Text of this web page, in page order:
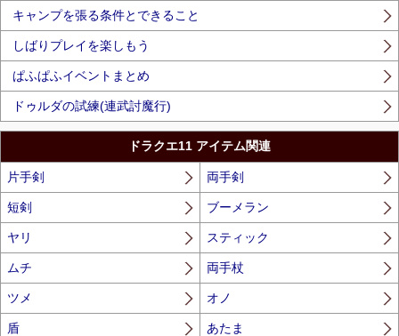
キャンプを張る条件とできること
しばりプレイを楽しもう
ぱふぱふイベントまとめ
ドゥルダの試練(連武討魔行)
ドラクエ11 アイテム関連
片手剣 両手剣
短剣 ブーメラン
ヤリ スティック
ムチ 両手杖
ツメ オノ
盾 あたま